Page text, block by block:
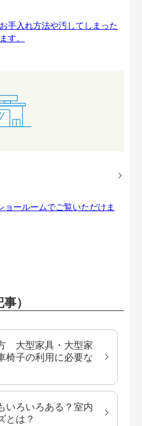
手入れ方法や汚してしまった
す。
ョールームでご覧いただけま
）
大型家具・大型家
椅子の利用に必要な
いろいろある？室内
とは？